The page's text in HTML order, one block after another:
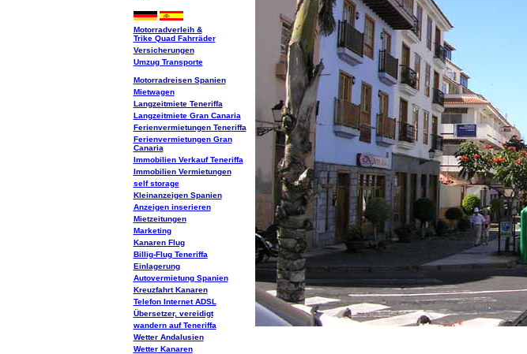
Motorradverleih &
Trike Quad Fahrräder
Versicherungen
Umzug Transporte
Motorradreisen Spanien
Mietwagen
Langzeitmiete Teneriffa
Langzeitmiete Gran Canaria
Ferienvermietungen Teneriffa
Ferienvermietungen Gran
Canaria
Immobilien Verkauf Teneriffa
Immobilien Vermietungen
self storage
Kleinanzeigen Spanien
Anzeigen inserieren
Mietzeitungen
Marketing
Kanaren Flug
Billig-Flug Teneriffa
Einlagerung
Autovermietung Spanien
Kreuzfahrt Kanaren
Telefon Internet ADSL
Übersetzer, vereidigt
wandern auf Teneriffa
Wetter Andalusien
Wetter Kanaren